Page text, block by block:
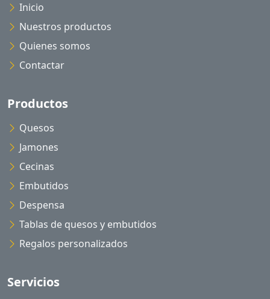
Inicio
Nuestros productos
Quienes somos
Contactar
Productos
Quesos
Jamones
Cecinas
Embutidos
Despensa
Tablas de quesos y embutidos
Regalos personalizados
Servicios